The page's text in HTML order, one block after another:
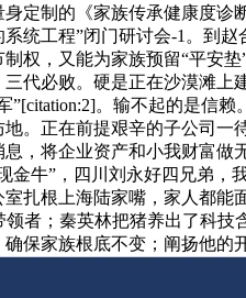
定制的《家族传承健康度
统工程”闭门研讨会-1。到
权，又能为家族预留“平安
代必败。硬是正在沙漠滩
”[citation:2]。输不起的是信
。正在前提艰辛的子公司
息，将企业资产和小我财富
金牛”，四川刘永好四兄弟
扎根上海陆家嘴，家人都
者；秦英林把猪养出了科
保家族根底不变；阐扬他的